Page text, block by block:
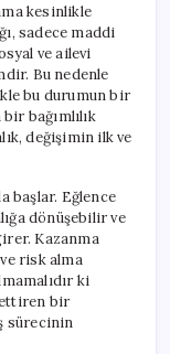
kesinlikle
sadece maddi
ve ailevi
Bu nedenle
bu durumun bir
bağımlılık
değişimin ilk ve
başlar. Eğlence
dönüşebilir ve
Kazanma
risk alma
ki
bir
sürecinin